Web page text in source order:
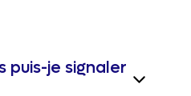
puis-je signaler